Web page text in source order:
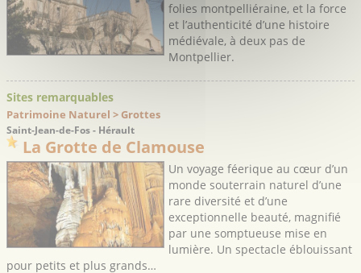
folies montpelliéraine, et la force
et l’authenticité d’une histoire
médiévale, à deux pas de
Montpellier.
Sites remarquables
Patrimoine Naturel > Grottes
Saint-Jean-de-Fos - Hérault
La Grotte de Clamouse
Un voyage féerique au cœur d’un
monde souterrain naturel d’une
rare diversité et d’une
exceptionnelle beauté, magnifié
par une somptueuse mise en
lumière. Un spectacle éblouissant
pour petits et plus grands…